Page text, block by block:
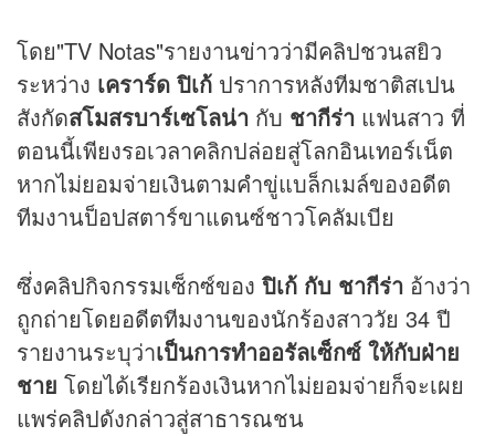
โดย"TV Notas"รายงานข่าวว่ามีคลิปชวนสยิว
ระหว่าง เคราร์ด ปิเก้ ปราการหลังทีมชาติสเปน
สังกัดสโมสรบาร์เซโลน่า กับ ชากีร่า แฟนสาว ที่
ตอนนี้เพียงรอเวลาคลิกปล่อยสู่โลกอินเทอร์เน็ต
หากไม่ยอมจ่ายเงินตามคำขู่แบล็กเมล์ของอดีต
ทีมงานป็อปสตาร์ขาแดนซ์ชาวโคลัมเบีย
ซึ่งคลิปกิจกรรมเซ็กซ์ของ ปิเก้ กับ ชากีร่า อ้างว่า
ถูกถ่ายโดยอดีตทีมงานของนักร้องสาววัย 34 ปี
รายงานระบุว่าเป็นการทำออรัลเซ็กซ์ ให้กับฝ่าย
ชาย โดยได้เรียกร้องเงินหากไม่ยอมจ่ายก็จะเผย
แพร่คลิปดังกล่าวสู่สาธารณชน